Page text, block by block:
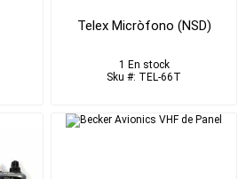
Telex Micròfono (NSD)
1 En stock
Sku #: TEL-66T